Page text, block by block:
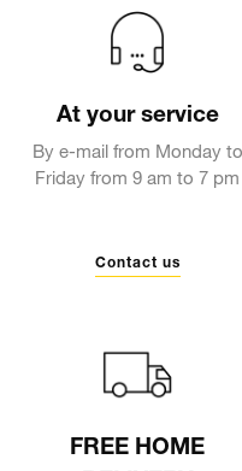
By e-mail from Monday to
Friday from 9 am to 7 pm
DELIVERY